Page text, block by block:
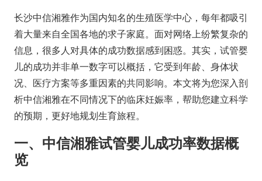
长沙中信湘雅作为国内知名的生殖医学中心，每年都吸引
着大量来自全国各地的求子家庭。面对网络上纷繁复杂的
信息，很多人对具体的成功数据感到困惑。其实，试管婴
儿的成功并非单一数字可以概括，它受到年龄、身体状
况、医疗方案等多重因素的共同影响。本文将为您深入剖
析中信湘雅在不同情况下的临床妊娠率，帮助您建立科学
的预期，更好地规划生育旅程。
一、中信湘雅试管婴儿成功率数据概
览